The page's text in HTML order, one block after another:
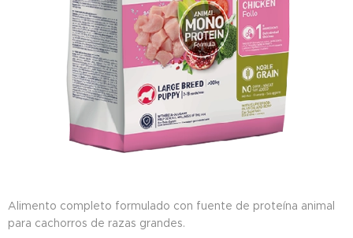
Alimento completo formulado con fuente de proteína animal
para cachorros de razas grandes.